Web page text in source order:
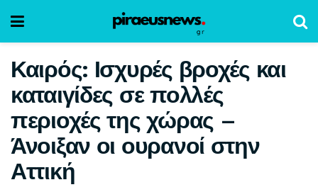
Καιρός: Ισχυρές βροχές και
καταιγίδες σε πολλές
περιοχές της χώρας –
Άνοιξαν οι ουρανοί στην
Αττική